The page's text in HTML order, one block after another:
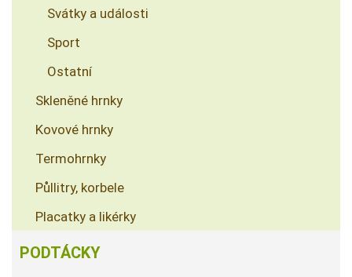
Svátky a události
Sport
Ostatní
Skleněné hrnky
Kovové hrnky
Termohrnky
Půllitry, korbele
Placatky a likérky
PODTÁCKY